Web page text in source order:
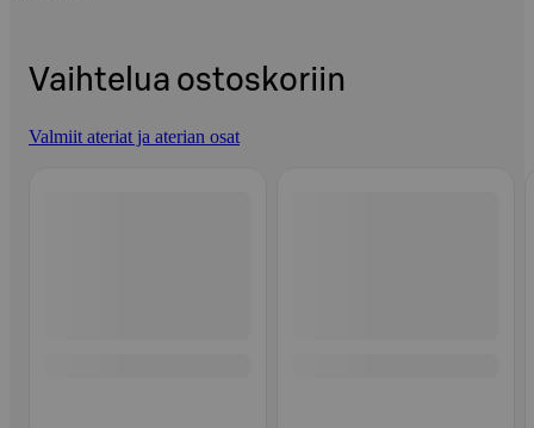
Vaihtelua ostoskoriin
Valmiit ateriat ja aterian osat